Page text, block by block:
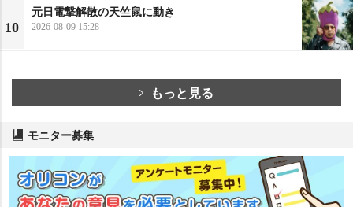
10
元日電撃解散の天竺鼠に動き
2026-08-09 15:28
もっと見る
モニター募集